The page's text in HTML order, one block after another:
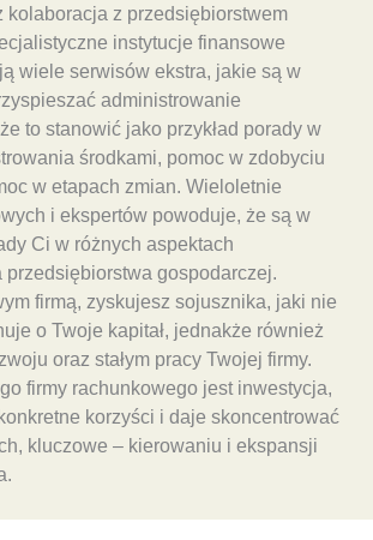
kolaboracja z przedsiębiorstwem
instytucje finansowe
wiele serwisów ekstra, jakie są w
administrowanie
to stanowić jako przykład porady w
środkami, pomoc w zdobyciu
w etapach zmian. Wieloletnie
i ekspertów powoduje, że są w
Ci w różnych aspektach
gospodarczej.
firmą, zyskujesz sojusznika, jaki nie
o Twoje kapitał, jednakże również
oraz stałym pracy Twojej firmy.
firmy rachunkowego jest inwestycja,
korzyści i daje skoncentrować
kluczowe – kierowaniu i ekspansji